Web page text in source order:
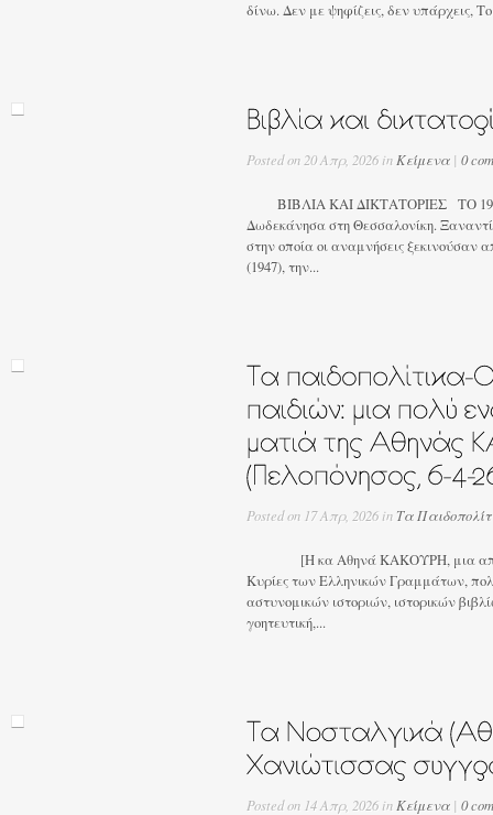
δίνω. Δεν με ψηφίζεις, δεν υπάρχεις,
Posted on 20 Απρ, 2026 in Κείμενα | 0
ΒΙΒΛΙΑ ΚΑΙ ΔΙΚΤΑΤΟΡΙΕΣ ΤΟ
Δωδεκάνησα στη Θεσσαλονίκη.
στην οποία οι αναμνήσεις ξεκινούσαν
(1947), την...
Posted on 17 Απρ, 2026 in Τα
[Η κα Αθηνά ΚΑΚΟΥΡΗ, μια από
Κυρίες των Ελληνικών Γραμμάτων,
αστυνομικών ιστοριών, ιστορικών
γοητευτική,...
Posted on 14 Απρ, 2026 in Κείμενα | 0